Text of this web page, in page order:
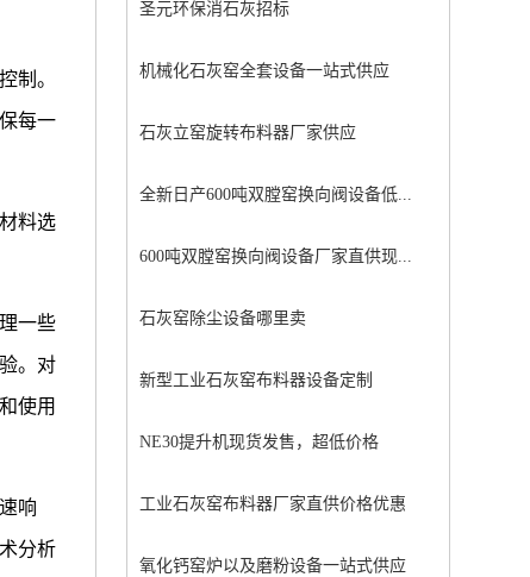
制。
每一
料选
一些
。对
使用
响
分析
圣元环保消石灰招标
机械化石灰窑全套设备一站式供应
石灰立窑旋转布料器厂家供应
全新日产600吨双膛窑换向阀设备低...
600吨双膛窑换向阀设备厂家直供现...
石灰窑除尘设备哪里卖
新型工业石灰窑布料器设备定制
NE30提升机现货发售，超低价格
工业石灰窑布料器厂家直供价格优惠
氧化钙窑炉以及磨粉设备一站式供应